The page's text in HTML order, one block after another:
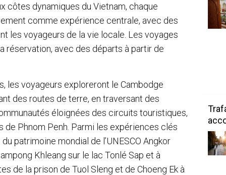
côtes dynamiques du Vietnam, chaque
comme expérience centrale, avec des
les voyageurs de la vie locale. Les voyages
réservation, avec des départs à partir de
les voyageurs exploreront le Cambodge
des routes de terre, en traversant des
éloignées des circuits touristiques,
de Phnom Penh. Parmi les expériences clés
patrimoine mondial de l’UNESCO Angkor
Khleang sur le lac Tonlé Sap et à
de la prison de Tuol Sleng et de Choeng Ek à